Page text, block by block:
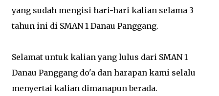
yang sudah mengisi hari-hari kalian selama 3
tahun ini di SMAN 1 Danau Panggang.
Selamat untuk kalian yang lulus dari SMAN 1
Danau Panggang do'a dan harapan kami selalu
menyertai kalian dimanapun berada.